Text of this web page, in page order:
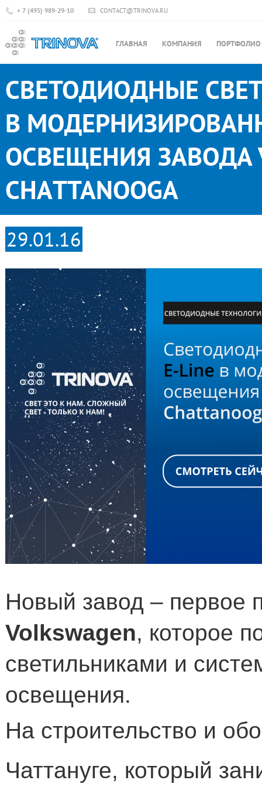
+ 7 (495) 989-29-10 CONTACT@TRINOVA.RU
ГЛАВНАЯ КОМПАНИЯ ПОРТФОЛИО
СВЕТОДИОДНЫЕ
В
ОСВЕЩЕНИЯ ЗАВОДА
CHATTANOOGA
29.01.16
Новый завод – первое
Volkswagen, которое
светильниками и
освещения.
На строительство и
Чаттануге, который